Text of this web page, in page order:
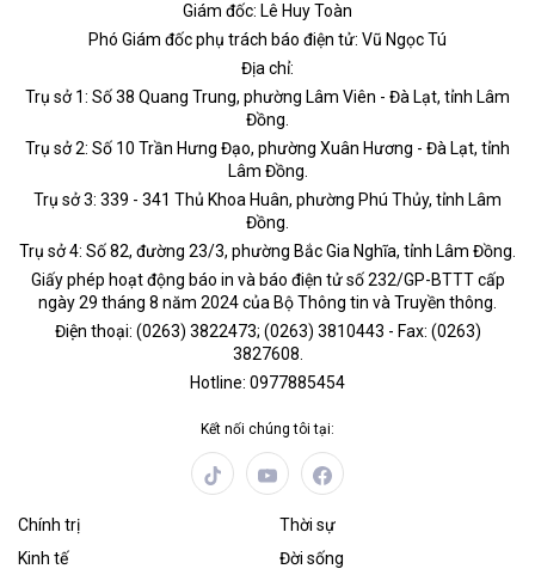
Giám đốc: Lê Huy Toàn
Phó Giám đốc phụ trách báo điện tử: Vũ Ngọc Tú
Địa chỉ:
Trụ sở 1: Số 38 Quang Trung, phường Lâm Viên - Đà Lạt, tỉnh Lâm
Đồng.
Trụ sở 2: Số 10 Trần Hưng Đạo, phường Xuân Hương - Đà Lạt, tỉnh
Lâm Đồng.
Trụ sở 3: 339 - 341 Thủ Khoa Huân, phường Phú Thủy, tỉnh Lâm
Đồng.
Trụ sở 4: Số 82, đường 23/3, phường Bắc Gia Nghĩa, tỉnh Lâm Đồng.
Giấy phép hoạt động báo in và báo điện tử số 232/GP-BTTT cấp
ngày 29 tháng 8 năm 2024 của Bộ Thông tin và Truyền thông.
Điện thoại: (0263) 3822473; (0263) 3810443 - Fax: (0263)
3827608.
Hotline: 0977885454
Kết nối chúng tôi tại:
Chính trị
Thời sự
Kinh tế
Đời sống